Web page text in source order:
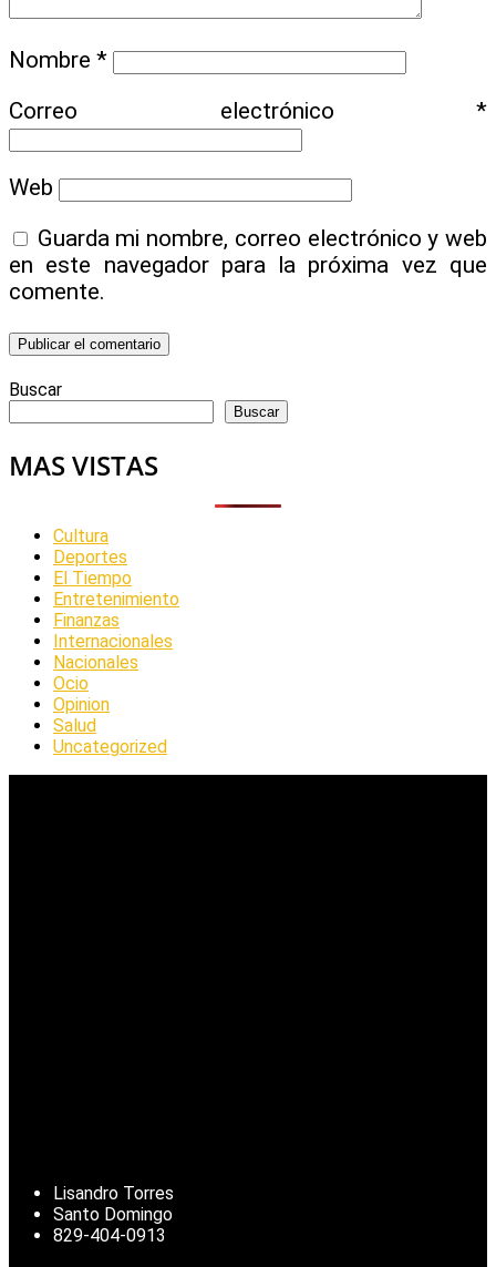
Nombre *
Correo electrónico *
Web
Guarda mi nombre, correo electrónico y web
en este navegador para la próxima vez que
comente.
Buscar
Buscar
MAS VISTAS
Cultura
Deportes
El Tiempo
Entretenimiento
Finanzas
Internacionales
Nacionales
Ocio
Opinion
Salud
Uncategorized
Lisandro Torres
Santo Domingo
829-404-0913